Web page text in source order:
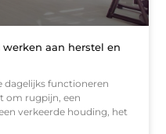
aan herstel en
dagelijks functioneren
om rugpijn, een
verkeerde houding, het